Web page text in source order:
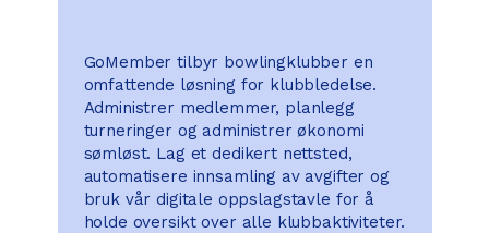
GoMember tilbyr bowlingklubber en
omfattende løsning for klubbledelse.
Administrer medlemmer, planlegg
turneringer og administrer økonomi
sømløst. Lag et dedikert nettsted,
automatisere innsamling av avgifter og
bruk vår digitale oppslagstavle for å
holde oversikt over alle klubbaktiviteter.